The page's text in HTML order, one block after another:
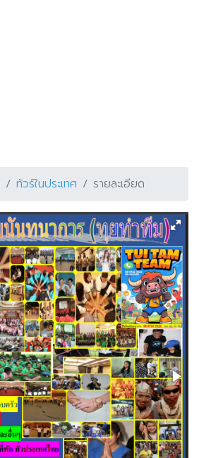
ทัวร์ในประเทศ รายละเอียด